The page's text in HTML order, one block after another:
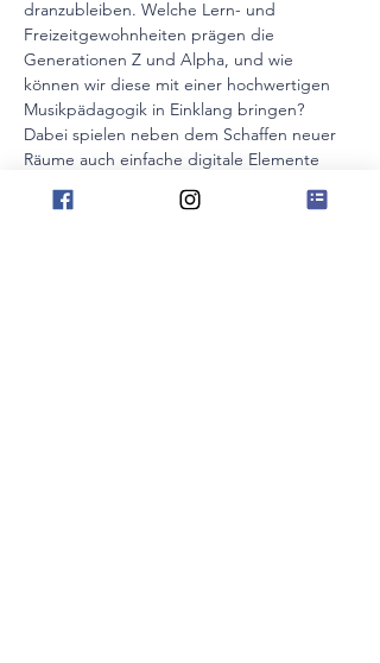
dranzubleiben. Welche Lern- und
Freizeitgewohnheiten prägen die
Generationen Z und Alpha, und wie
können wir diese mit einer hochwertigen
Musikpädagogik in Einklang bringen?
Dabei spielen neben dem Schaffen neuer
Räume auch einfache digitale Elemente
eine Rolle, die den Unterricht bereichern
und die Motivation nachhaltig fördern